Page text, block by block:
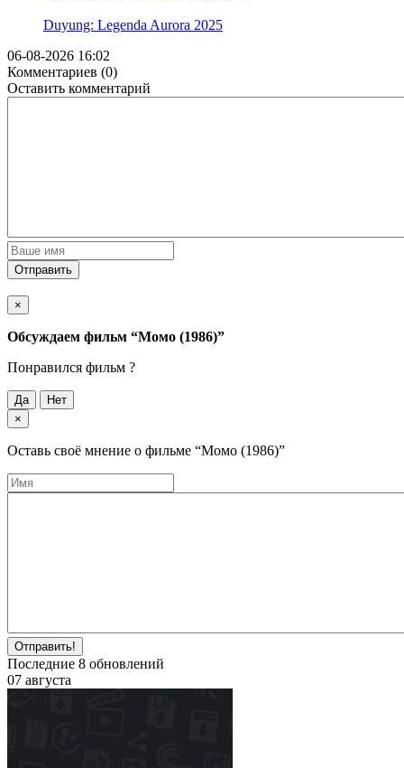
Duyung: Legenda Aurora 2025
06-08-2026 16:02
Комментариев (0)
Оставить комментарий
Отправить
×
Обсуждаем фильм “Момо (1986)”
Понравился фильм ?
Да
Нет
×
Оставь своё мнение о фильме “Момо (1986)”
Отправить!
Последние 8 обновлений
07 августа